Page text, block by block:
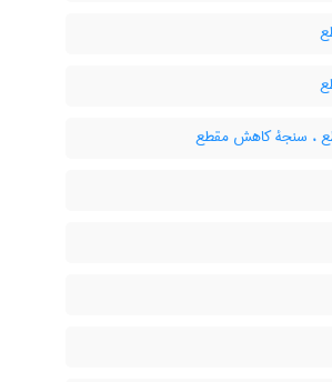
، سنجۀ کاهش مقطع